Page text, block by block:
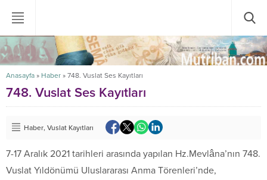
Anasayfa » Haber » 748. Vuslat Ses Kayıtları
748. Vuslat Ses Kayıtları
Haber, Vuslat Kayıtları
7-17 Aralık 2021 tarihleri arasında yapılan Hz.Mevlâna’nın 748.
Vuslat Yıldönümü Uluslararası Anma Törenleri’nde,